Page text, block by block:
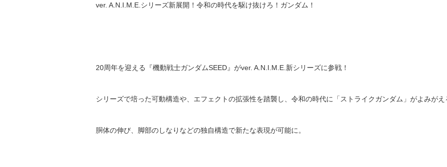
ver. A.N.I.M.E.シリーズ新展開！令和の時代を駆け抜けろ！ガンダム！
20周年を迎える『機動戦士ガンダムSEED』がver. A.N.I.M.E.新シリーズに参戦！
シリーズで培った可動構造や、エフェクトの拡張性を踏襲し、令和の時代に「ストライクガンダム」がよみがえ
胴体の伸び、脚部のしなりなどの独自構造で新たな表現が可能に。